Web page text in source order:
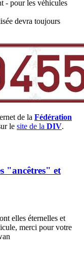
- pour les véhicules
devra toujours
de la Fédération
le site de la DIV.
"ancêtres" et
elles éternelles et
merci pour votre